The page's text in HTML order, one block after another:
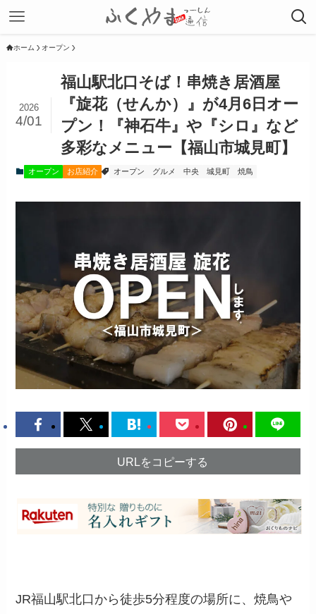
ホーム オープン
福山駅北口そば！串焼き居酒屋
『旋花（せんか）』が4月6日オー
プン！『神石牛』や『シロ』など
多彩なメニュー【福山市城見町】
2026
4/01
オープン お店紹介 オープン グルメ 中央 城見町 焼鳥
URLをコピーする
JR福山駅北口から徒歩5分程度の場所に、焼鳥や